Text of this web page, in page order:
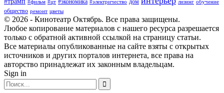
#фильм #цт #экономика #электричество дом лизинг обучение
общество ремонт цветы
© 2026 - Кинотеатр Октябрь. Все права защищены.
Любое копирование материалов с нашего ресурса разрешается
только с обратной активной ссылкой на страницу статьи.
Все материалы опубликованные на сайте взяты с открытых
источников и других порталов интернета, все права на
авторство принадлежат их законным владельцам.
Sign in